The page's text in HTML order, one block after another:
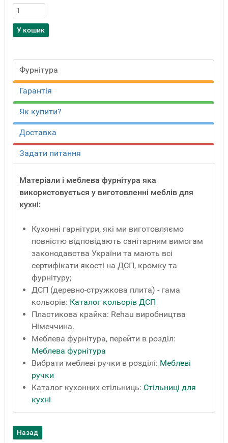
Фурнітура
Гарантія
Як купити?
Доставка
Задати питання
Матеріали і меблева фурнітура яка
використовується у виготовленні меблів для
кухні:
Кухонні гарнітури, які ми виготовляємо
повністю відповідають санітарним вимогам
законодавства України та мають всі
сертифікати якості на ДСП, кромку та
фурнітуру;
ДСП (деревно-стружкова плита) - гама
кольорів: Каталог кольорів ДСП
Пластикова крайка: Rehau виробництва
Німеччина.
Меблева фурнітура, перейти в розділ:
Меблева фурнітура
Вибрати меблеві ручки в розділі: Меблеві
ручки
Каталог кухонних стільниць: Стільниці для
кухні